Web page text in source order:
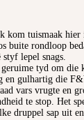
kom tuismaak hier
buite rondloop
lepel snags.
tyd om die
en gulhartig die
vars vrugte en
te stop. Het
druppel sap uit